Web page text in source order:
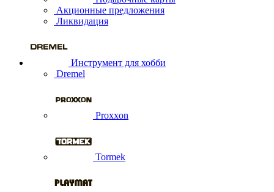
Акционные предложения
Ликвидация
Инструмент для хобби
Dremel
Proxxon
Tormek